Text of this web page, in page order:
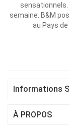
semaine. B&M
au Pays de
Informations
À PROPOS